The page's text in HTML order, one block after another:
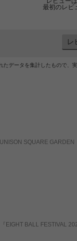
最初のレビ
レ
データを集計したもので、
SQUARE
EIGHT BALL FESTIVAL